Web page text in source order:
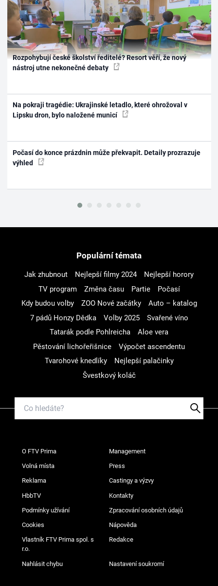
Rozpohybují české školství ředitelé? Resort věří, že nový
nástroj utne nekonečné debaty
Na pokraji tragédie: Ukrajinské letadlo, které ohrožoval v
Lipsku dron, bylo naložené municí
Počasí do konce prázdnin může překvapit. Detaily prozrazuje
výhled
Populární témata
Jak zhubnout Nejlepší filmy 2024
Nejlepší horory
TV program
Změna času Partie
Počasí
Kdy budou volby
ZOO Nové začátky
Auto – katalog
7 pádů Honzy Dědka
Volby 2025
Svařené víno
Tatarák podle Pohlreicha
Aloe vera
Pěstování lichořeřišnice
Výpočet ascendentu
Tvarohové knedlíky
Nejlepší palačinky
Švestkový koláč
O FTV Prima Management
Volná místa Press
Reklama Castingy a výzvy
HbbTV Kontakty
Podmínky užívání Zpracování osobních údajů
Cookies Nápověda
Vlastník FTV Prima spol. s
r.o.
Redakce
Nahlásit chybu Nastavení soukromí